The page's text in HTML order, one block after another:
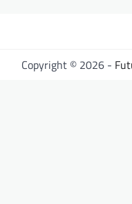
Copyright © 2026 -